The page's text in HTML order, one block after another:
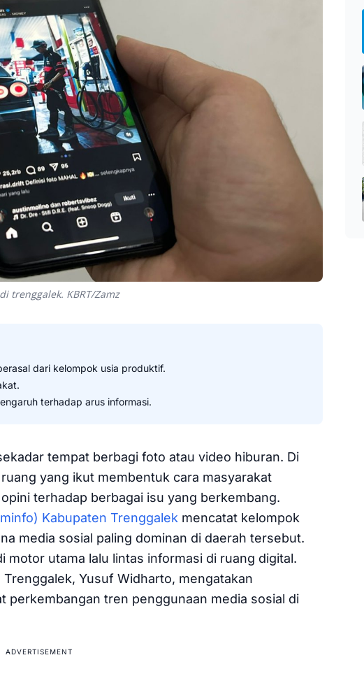
trenggalek. KBRT/Zamz
dari kelompok usia produktif.
terhadap arus informasi.
tempat berbagi foto atau video hiburan. Di
yang ikut membentuk cara masyarakat
terhadap berbagai isu yang berkembang.
Kabupaten Trenggalek mencatat kelompok
media sosial paling dominan di daerah tersebut.
motor utama lalu lintas informasi di ruang digital.
Yusuf Widharto, mengatakan
perkembangan tren penggunaan media sosial di
ADVERTISEMENT